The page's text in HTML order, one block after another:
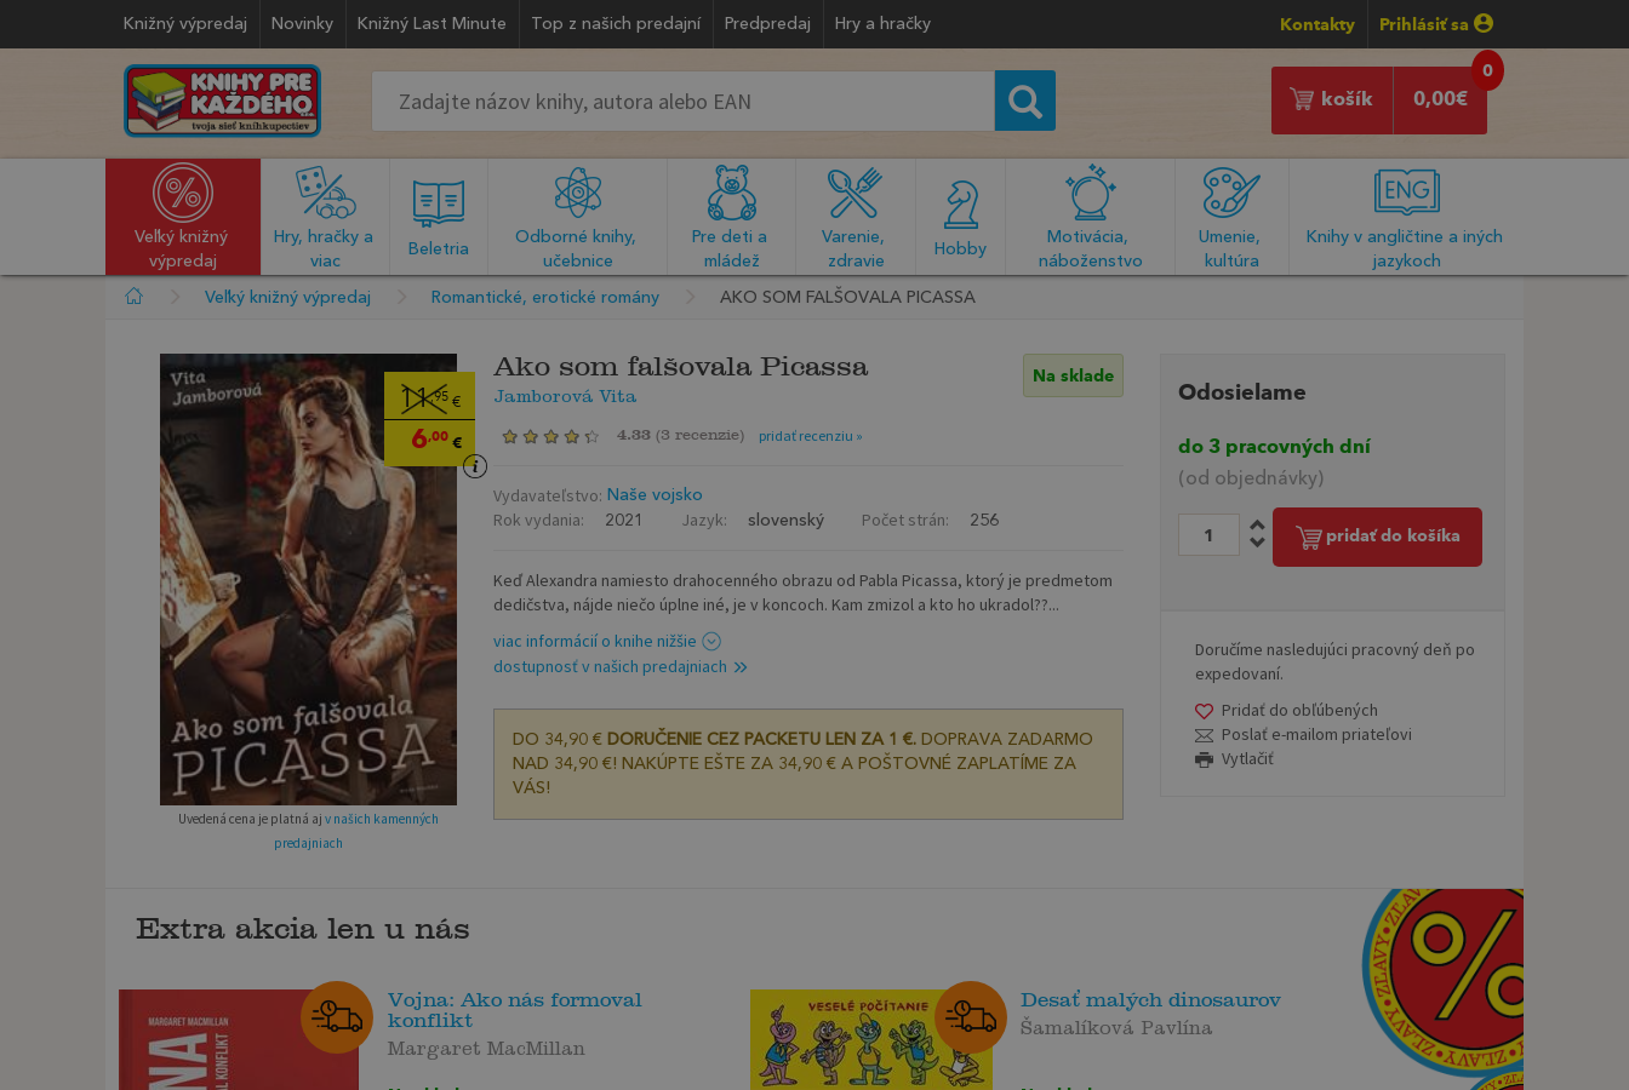
Knižný výpredaj Novinky Knižný Last Minute Top z našich predajní Predpredaj Hry a hračky Kontakty Prihlásiť sa
0
0,00€
košík
Veľký knižný
výpredaj
Hry, hračky a
viac
Beletria
Odborné knihy,
učebnice
Pre deti a
mládež
Varenie,
zdravie
Hobby
Motivácia,
náboženstvo
Umenie,
kultúra
Knihy v angličtine a iných
jazykoch
Veľký knižný výpredaj Romantické, erotické romány AKO SOM FALŠOVALA PICASSA
11,95 €
6,00 €
Uvedená cena je platná aj v našich kamenných
predajniach
Ako som falšovala Picassa
Jamborová Vita
Na sklade
4.33 (3 recenzie) pridať recenziu »
Vydavateľstvo: Naše vojsko
Rok vydania: 2021 Jazyk: slovenský Počet strán: 256
Keď Alexandra namiesto drahocenného obrazu od Pabla Picassa, ktorý je predmetom
dedičstva, nájde niečo úplne iné, je v koncoch. Kam zmizol a kto ho ukradol??...
viac informácií o knihe nižšie
dostupnosť v našich predajniach
DO 34,90 € DORUČENIE CEZ PACKETU LEN ZA 1 €.DOPRAVA ZADARMO
NAD 34,90 €! NAKÚPTE EŠTE ZA 34,90 € A POŠTOVNÉ ZAPLATÍME ZA
VÁS!
Odosielame
do 3 pracovných dní
(od objednávky)
pridať do košíka
Doručíme nasledujúci pracovný deň po
expedovaní.
Pridať do obľúbených
Poslať e-mailom priateľovi
Vytlačiť
Extra akcia len u nás
Vojna: Ako nás formoval
konflikt
Margaret MacMillan
Desať malých dinosaurov
Šamalíková Pavlína